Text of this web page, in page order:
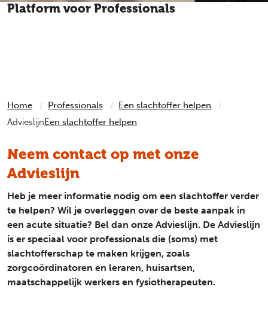
Platform voor Professionals
Home Professionals
Een slachtoffer helpen
AdvieslijnEen slachtoffer helpen
Neem contact op met onze
Advieslijn
Heb je meer informatie nodig om een slachtoffer verder
te helpen? Wil je overleggen over de beste aanpak in
een acute situatie? Bel dan onze Advieslijn. De Advieslijn
is er speciaal voor professionals die (soms) met
slachtofferschap te maken krijgen, zoals
zorgcoördinatoren en leraren, huisartsen,
maatschappelijk werkers en fysiotherapeuten.